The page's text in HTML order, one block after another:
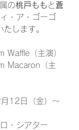
の桃戸もも と 蒼
・ア・ゴーゴ
します。
Waffle（主演）
Macaron（主
12日（金）〜
・シアター